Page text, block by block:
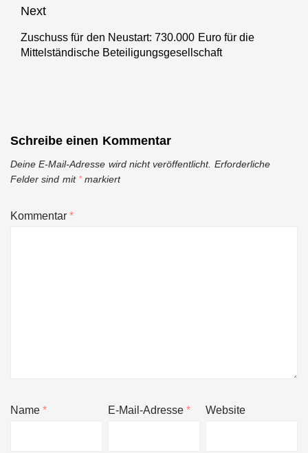
Next
Next
post:
Zuschuss für den Neustart: 730.000 Euro für die
Mittelständische Beteiligungsgesellschaft
Schreibe einen Kommentar
Deine E-Mail-Adresse wird nicht veröffentlicht. Erforderliche
Felder sind mit *markiert
Kommentar*
Name* E-Mail-Adresse* Website